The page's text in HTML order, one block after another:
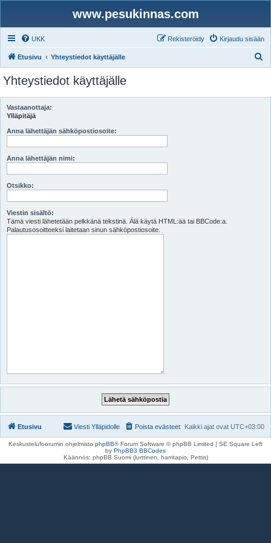
www.pesukinnas.com
UKK Kirjaudu sisään
Rekisteröidy
Etusivu Yhteystiedot käyttäjälle
i
Yhteystiedot käyttäjälle
Vastaanottaja:
Ylläpitäjä
Anna lähettäjän sähköpostiosoite:
Anna lähettäjän nimi:
Otsikko:
Viestin sisältö:
Tämä viesti lähetetään pelkkänä tekstinä. Älä käytä HTML:ää tai BBCode:a.
Palautusosoitteeksi laitetaan sinun sähköpostiosoite.
Etusivu Kaikki ajat ovat UTC+03:00
Poista evästeet
Viesti Ylläpidolle
Keskustelufoorumin ohjelmisto phpBB® Forum Software © phpBB Limited | SE Square Left
by PhpBB3 BBCodes
Käännös: phpBB Suomi (lurttinen, harritapio, Pettis)